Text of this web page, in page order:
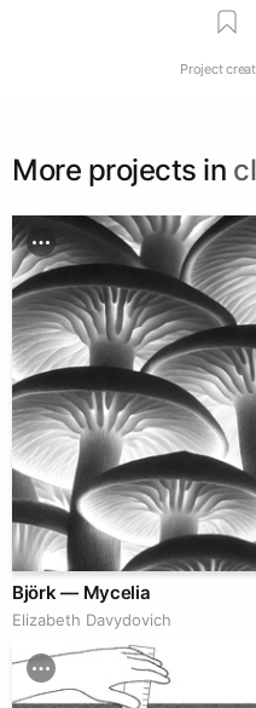
Project
More projects in
Björk — Mycelia
Elizabeth Davydovich